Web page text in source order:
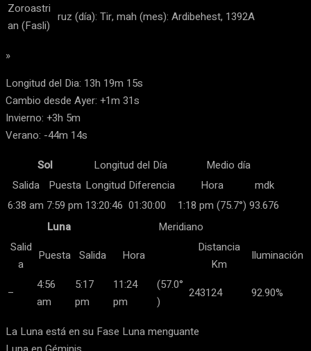
Zoroastri
an (Fasli)
ruz (día): Tir, mah (mes): Ardibehest, 1392A
»
Longitud del Dia: 13h 19m 15s
Cambio desde Ayer: +1m 31s
Invierno: +3h 5m
Verano: -44m 14s
Sol
Longitud del Día
Medio día
Salida
Puesta Longitud Diferencia Hora
mdk
6:38 am 7:59 pm 13:20:46 01:30:00 1:18 pm (75.7°) 93.676
Luna
Meridiano
Salid
a
Puesta Salida Hora
Distancia
Km
Iluminación
–
4:56
am
5:17
pm
11:24
pm
(57.0°
)
243124 92.90%
La Luna está en su Fase Luna menguante